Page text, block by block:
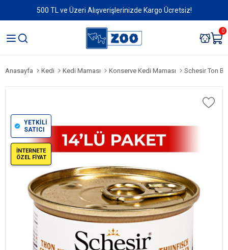
500 TL ve Üzeri Alışverişlerinizde Kargo Ücretsiz!
0
Anasayfa Kedi Kedi Maması Konserve Kedi Maması Schesir Ton
YETKİLİ
SATICI
İNTERNETE
ÖZEL FİYAT